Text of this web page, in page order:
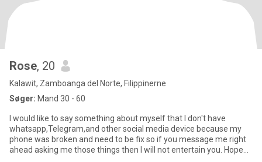
Rose, 20
Kalawit, Zamboanga del Norte, Filippinerne
Søger: Mand 30 - 60
I would like to say something about myself that I don't have
whatsapp,Telegram,and other social media device because my
phone was broken and need to be fix so if you message me right
ahead asking me those things then I will not entertain you. Hope